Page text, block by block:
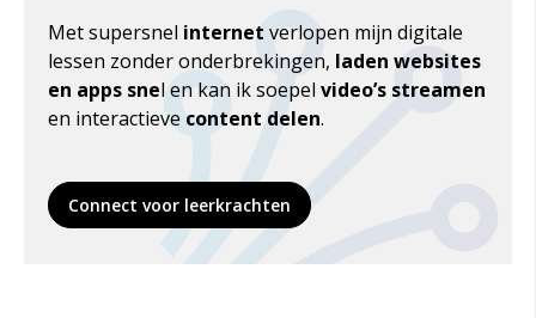
Metsupersnel internet verlopen mijn digitale
lessen zonder onderbrekingen, laden websites
en apps snelen kan ik soepel video’s streamen
en interactieve content delen.
Connect voor leerkrachten